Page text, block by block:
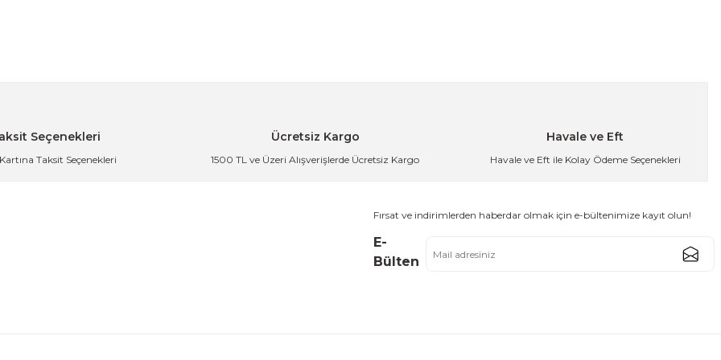
Seçenekleri
Taksit Seçenekleri
Ücretsiz Kargo
1500 TL ve Üzeri Alışverişlerde Ücretsiz Kargo
Havale ve Eft
Havale ve Eft ile Kolay Ödeme Seçenekleri
Fırsat ve indirimlerden haberdar olmak için e-bültenimize kayıt olun!
E-
Bülten